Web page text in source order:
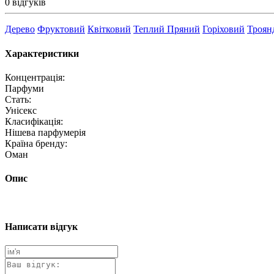
0 відгуків
Дерево Фруктовий Квітковий Теплий Пряний Горіховий
Характеристики
Концентрація:
Парфуми
Стать:
Унісекс
Класифікація:
Нішева парфумерія
Країна бренду:
Оман
Опис
Написати відгук